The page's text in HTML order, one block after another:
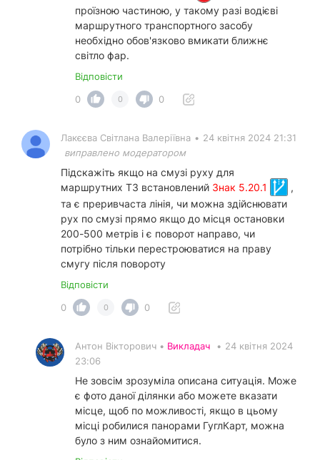
проїзною частиною, у такому разі водієві
маршрутного транспортного засобу
необхідно обов'язково вмикати ближнє
світло фар.
Відповісти
0
0 0
Лакєєва Світлана Валеріївна • 24 квітня 2024 21:31
виправлено модератором
Підскажіть якщо на смузі руху для
маршрутних ТЗ встановлений Знак 5.20.1
,
та є преривчаста лінія, чи можна здійснювати
рух по смузі прямо якщо до місця остановки
200-500 метрів і є поворот направо, чи
потрібно тільки перестроюватися на праву
смугу після повороту
Відповісти
0
0 0
Антон Вікторович • Викладач • 24 квітня 2024
23:06
Не зовсім зрозуміла описана ситуація. Може
є фото даної ділянки або можете вказати
місце, щоб по можливості, якщо в цьому
місці робилися панорами ГуглКарт, можна
було з ним ознайомитися.